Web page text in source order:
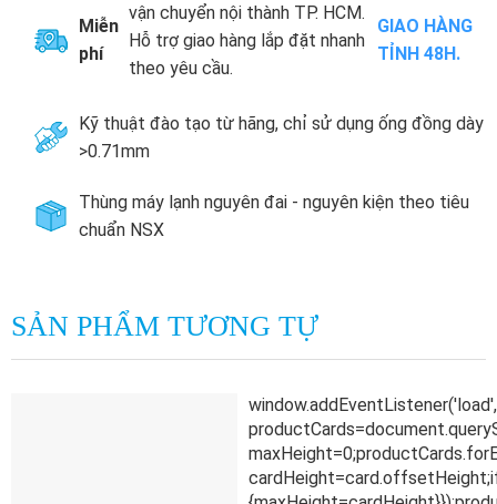
Miễn
phí
vận chuyển nội thành TP. HCM.
Hỗ trợ giao hàng lắp đặt nhanh
theo yêu cầu.
GIAO HÀNG
TỈNH 48H.
Kỹ thuật đào tạo từ hãng, chỉ sử dụng ống đồng dày
>0.71mm
Thùng máy lạnh nguyên đai - nguyên kiện theo tiêu
chuẩn NSX
SẢN PHẨM TƯƠNG TỰ